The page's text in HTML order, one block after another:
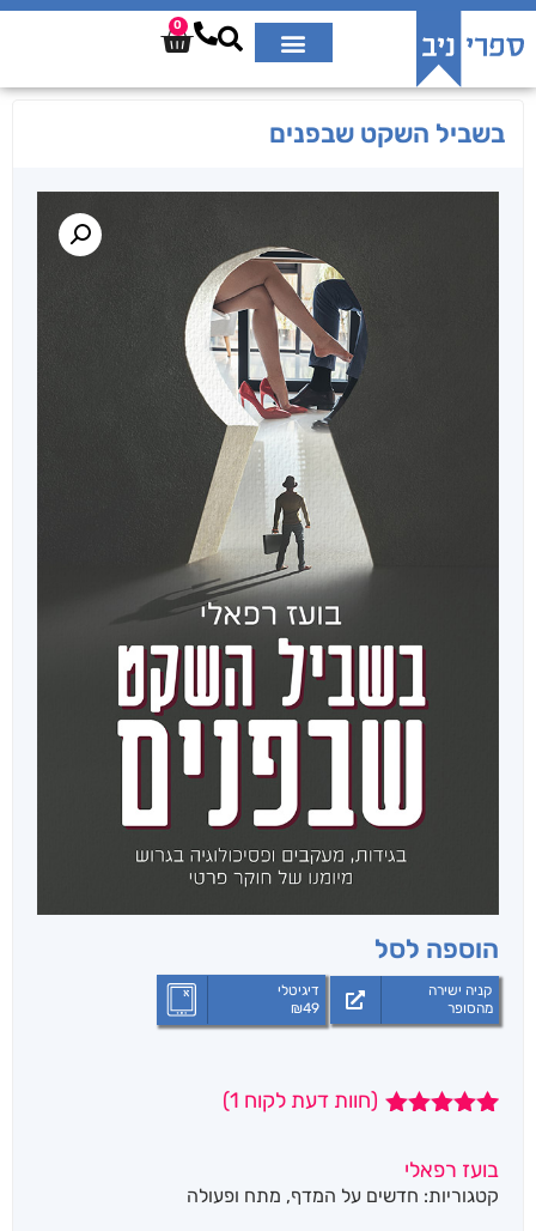
0
בשביל השקט שבפנים
הוספה לסל
קניה ישירה
מהסופר
דיגיטלי
₪49
מבוסס על
דירוגים של
(חוות דעת לקוח 1
)
בועז רפאלי
קטגוריות: חדשים על המדף, מתח ופעולה